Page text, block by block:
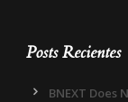
Posts Recientes
BNEXT Does